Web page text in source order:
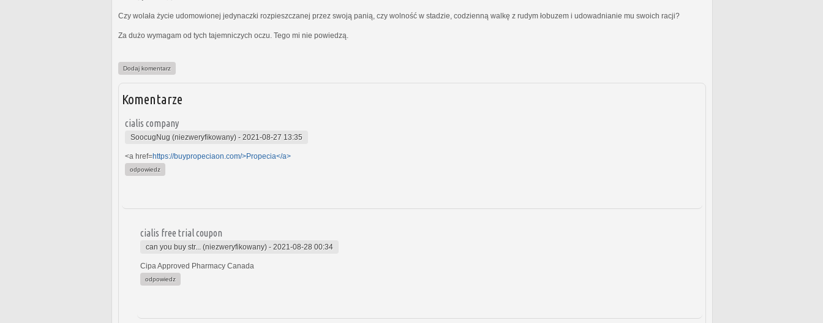
Czy wolała życie udomowionej jedynaczki rozpieszczanej przez swoją panią, czy wolność w stadzie, codzienną walkę z rudym łobuzem i udowadnianie mu swoich racji?
Za dużo wymagam od tych tajemniczych oczu. Tego mi nie powiedzą.
Dodaj komentarz
Komentarze
cialis company
SoocugNug (niezweryfikowany) - 2021-08-27 13:35
<a href=https://buypropeciaon.com/>Propecia</a>
odpowiedz
cialis free trial coupon
can you buy str... (niezweryfikowany) - 2021-08-28 00:34
Cipa Approved Pharmacy Canada
odpowiedz